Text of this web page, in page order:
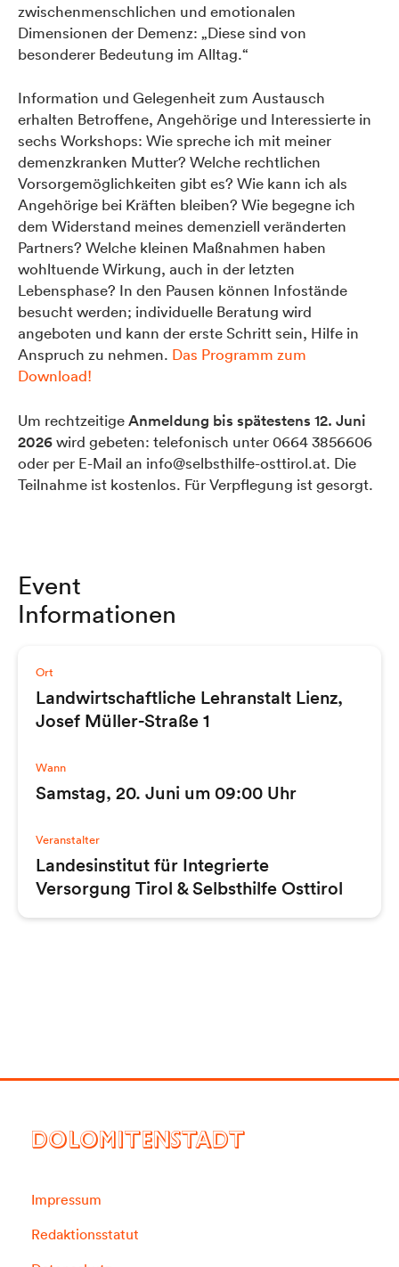
zwischenmenschlichen und emotionalen
Dimensionen der Demenz: „Diese sind von
besonderer Bedeutung im Alltag.“
Information und Gelegenheit zum Austausch
erhalten Betroffene, Angehörige und Interessierte in
sechs Workshops: Wie spreche ich mit meiner
demenzkranken Mutter? Welche rechtlichen
Vorsorgemöglichkeiten gibt es? Wie kann ich als
Angehörige bei Kräften bleiben? Wie begegne ich
dem Widerstand meines demenziell veränderten
Partners? Welche kleinen Maßnahmen haben
wohltuende Wirkung, auch in der letzten
Lebensphase? In den Pausen können Infostände
besucht werden; individuelle Beratung wird
angeboten und kann der erste Schritt sein, Hilfe in
Anspruch zu nehmen. Das Programm zum
Download!
Um rechtzeitigeAnmeldung bis spätestens 12. Juni
2026wird gebeten: telefonisch unter 0664 3856606
oder per E-Mail an info@selbsthilfe-osttirol.at. Die
Teilnahme ist kostenlos. Für Verpflegung ist gesorgt.
Event
Informationen
Ort
Landwirtschaftliche Lehranstalt Lienz,
Josef Müller-Straße 1
Wann
Samstag, 20. Juni um 09:00 Uhr
Veranstalter
Landesinstitut für Integrierte
Versorgung Tirol & Selbsthilfe Osttirol
DOLOMITENSTADT
Impressum
Redaktionsstatut